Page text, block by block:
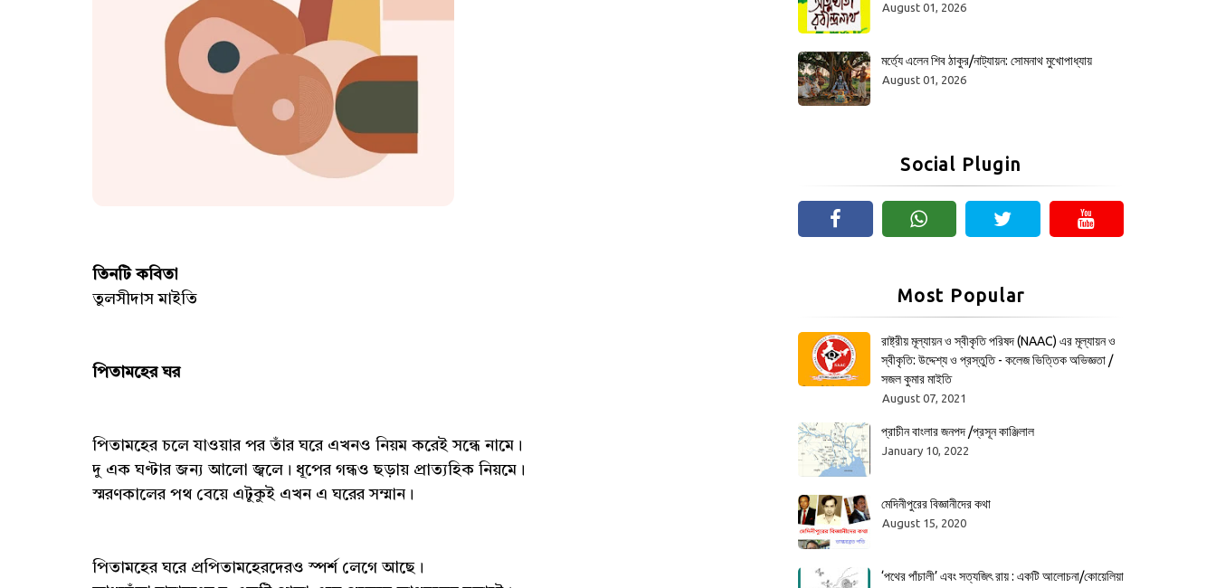
তিনটি কবিতা
তুলসীদাস মাইতি
পিতামহের ঘর
পিতামহের চলে যাওয়ার পর তাঁর ঘরে এখনও নিয়ম করেই সন্ধে নামে।
দু এক ঘণ্টার জন্য আলো জ্বলে। ধূপের গন্ধও ছড়ায় প্রাত্যহিক নিয়মে।
স্মরণকালের পথ বেয়ে এটুকুই এখন এ ঘরের সম্মান।
পিতামহের ঘরে প্রপিতামহেরদেরও স্পর্শ লেগে আছে।
August 01, 2026
মর্ত্যে এলেন শিব ঠাকুর/নাট্যায়ন: সোমনাথ মুখোপাধ্যায়
August 01, 2026
Social Plugin
Most Popular
রাষ্ট্রীয় মূল্যায়ন ও স্বীকৃতি পরিষদ (NAAC) এর মূল্যায়ন ও
স্বীকৃতি: উদ্দেশ্য ও প্রস্তুতি - কলেজ ভিত্তিক অভিজ্ঞতা /
সজল কুমার মাইতি
August 07, 2021
প্রাচীন বাংলার জনপদ /প্রসূন কাঞ্জিলাল
January 10, 2022
মেদিনীপুরের বিজ্ঞানীদের কথা
August 15, 2020
‘পথের পাঁচালী’ এবং সত্যজিৎ রায় : একটি আলোচনা/কোয়েলিয়া